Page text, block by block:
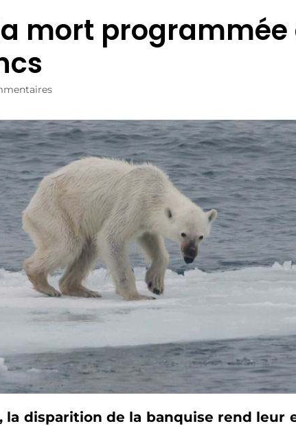
mort programmée
la disparition de la banquise rend leur